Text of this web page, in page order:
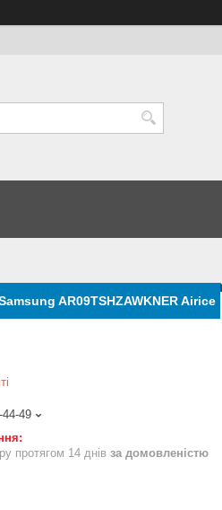
AR09TSHZAWKNER Airice
49
протягом 14 днів за домовленістю